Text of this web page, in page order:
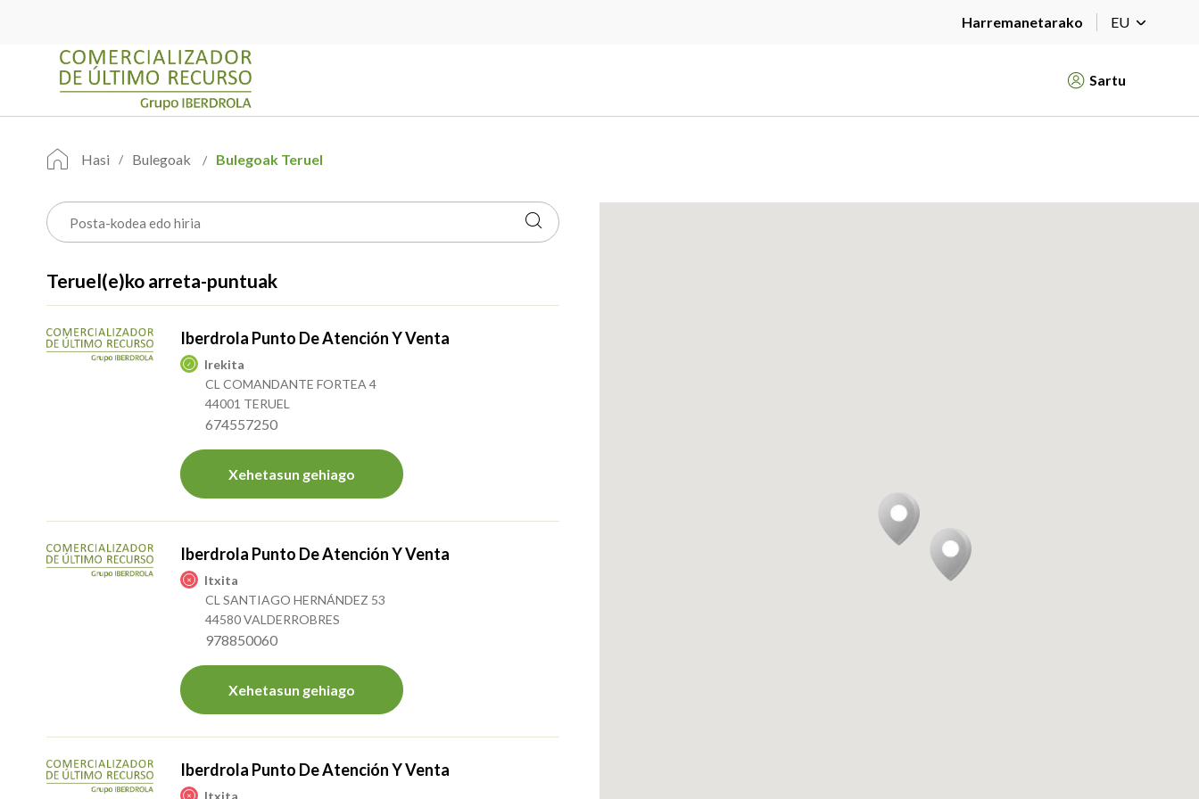
Harremanetarako EU
Sartu
Hasi Bulegoak Bulegoak Teruel
Teruel(e)ko arreta-puntuak
Iberdrola Punto De Atención Y Venta
Irekita
CL COMANDANTE FORTEA 4
44001 TERUEL
674557250
Xehetasun gehiago
Iberdrola Punto De Atención Y Venta
Itxita
CL SANTIAGO HERNÁNDEZ 53
44580 VALDERROBRES
978850060
Xehetasun gehiago
Iberdrola Punto De Atención Y Venta
Itxita